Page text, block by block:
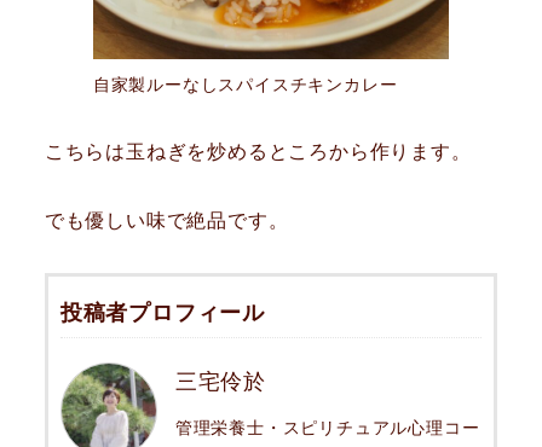
自家製ルーなしスパイスチキンカレー
こちらは玉ねぎを炒めるところから作ります。
でも優しい味で絶品です。
投稿者プロフィール
三宅伶於
管理栄養士・スピリチュアル心理コー